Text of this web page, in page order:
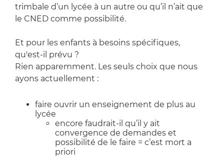
trimbale d’un lycée à un autre ou qu’il n’ait que
le CNED comme possibilité.
Et pour les enfants à besoins spécifiques,
qu'est-il prévu ?
Rien apparemment. Les seuls choix que nous
ayons actuellement :
faire ouvrir un enseignement de plus au
lycée
encore faudrait-il qu’il y ait
convergence de demandes et
possibilité de le faire = c’est mort a
priori